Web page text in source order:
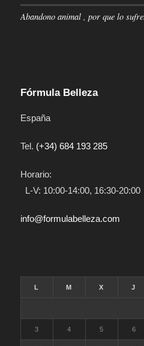
Abandono animal , por que lo
Fórmula Belleza
España
Tel. (+34) 684 193 285
Horario:
L-V: 10:00-14:00, 16:30-20:00
info@formulabelleza.com
L M X J
3 4 5 6